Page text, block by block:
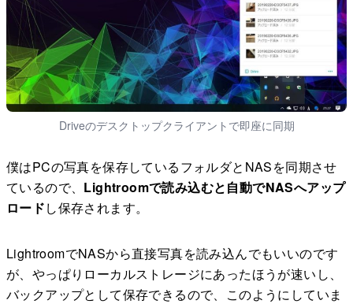
Driveのデスクトップクライアントで即座に同期
僕はPCの写真を保存しているフォルダとNASを同期させ
ているので、 Lightroomで読み込むと自動でNASへアップ
ロードし保存されます。
LightroomでNASから直接写真を読み込んでもいいのです
が、やっぱりローカルストレージにあったほうが速いし、
バックアップとして保存できるので、このようにしていま